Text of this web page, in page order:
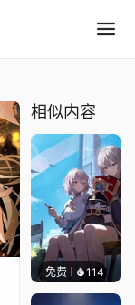
相似内容
免费 114